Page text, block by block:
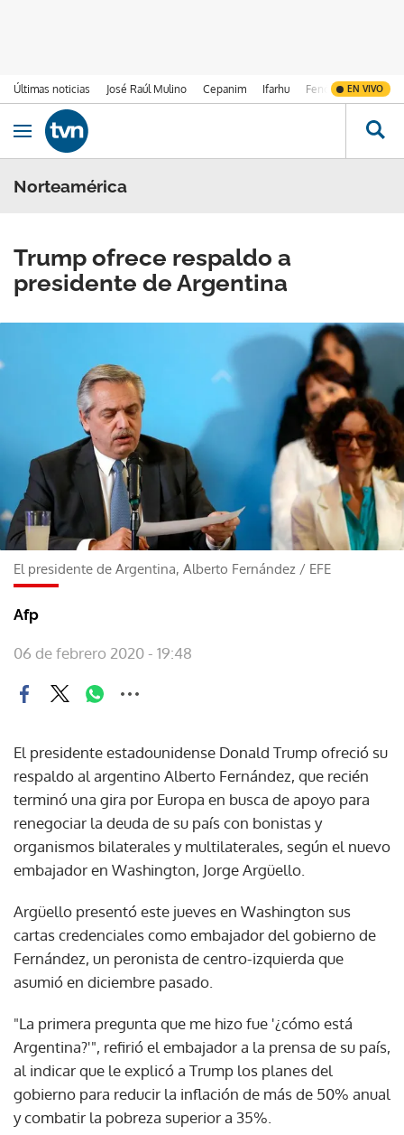
Últimas noticias José Raúl Mulino Cepanim Ifarhu Fenómeno de El
EN VIVO
Ir al contenido
Obrir navegació
Norteamérica
Trump ofrece respaldo a
presidente de Argentina
El presidente de Argentina, Alberto Fernández / EFE
Afp
06 de febrero 2020 - 19:48
El presidente estadounidense Donald Trump ofreció su
respaldo al argentino Alberto Fernández, que recién
terminó una gira por Europa en busca de apoyo para
renegociar la deuda de su país con bonistas y
organismos bilaterales y multilaterales, según el nuevo
embajador en Washington, Jorge Argüello.
Argüello presentó este jueves en Washington sus
cartas credenciales como embajador del gobierno de
Fernández, un peronista de centro-izquierda que
asumió en diciembre pasado.
"La primera pregunta que me hizo fue '¿cómo está
Argentina?'", refirió el embajador a la prensa de su país,
al indicar que le explicó a Trump los planes del
gobierno para reducir la inflación de más de 50% anual
y combatir la pobreza superior a 35%.